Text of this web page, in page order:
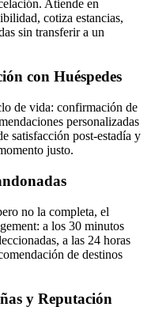
Atiende en
cotiza estancias,
sin transferir a un
con Huéspedes
de vida: confirmación de
personalizadas
satisfacción post-estadía y
justo.
no la completa, el
a los 30 minutos
a las 24 horas
de destinos
y Reputación